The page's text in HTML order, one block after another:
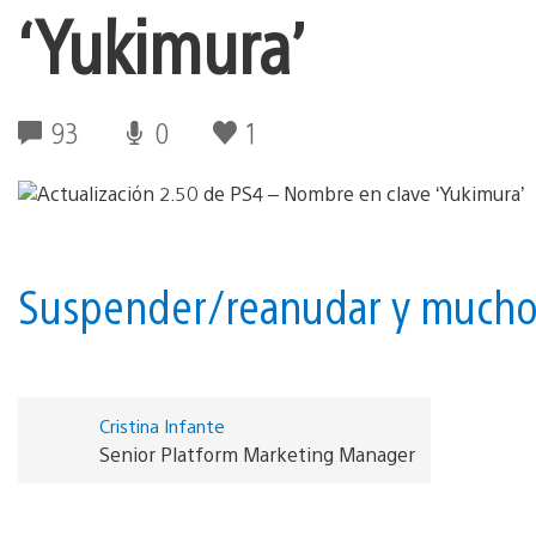
‘Yukimura’
93 0 1
Suspender/reanudar y
Cristina Infante
Senior Platform Marketing Manager